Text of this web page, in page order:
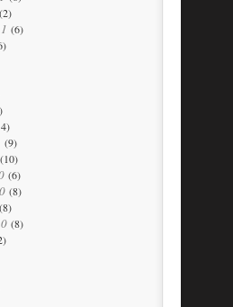
(2)
(6)
(9)
(10)
(6)
(8)
(8)
(8)